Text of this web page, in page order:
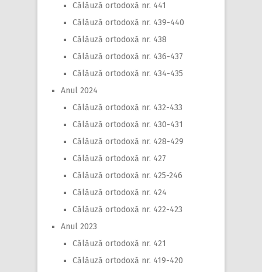
Călăuză ortodoxă nr. 441
Călăuză ortodoxă nr. 439-440
Călăuză ortodoxă nr. 438
Călăuză ortodoxă nr. 436-437
Călăuză ortodoxă nr. 434-435
Anul 2024
Călăuză ortodoxă nr. 432-433
Călăuză ortodoxă nr. 430-431
Călăuză ortodoxă nr. 428-429
Călăuză ortodoxă nr. 427
Călăuză ortodoxă nr. 425-246
Călăuză ortodoxă nr. 424
Călăuză ortodoxă nr. 422-423
Anul 2023
Călăuză ortodoxă nr. 421
Călăuză ortodoxă nr. 419-420